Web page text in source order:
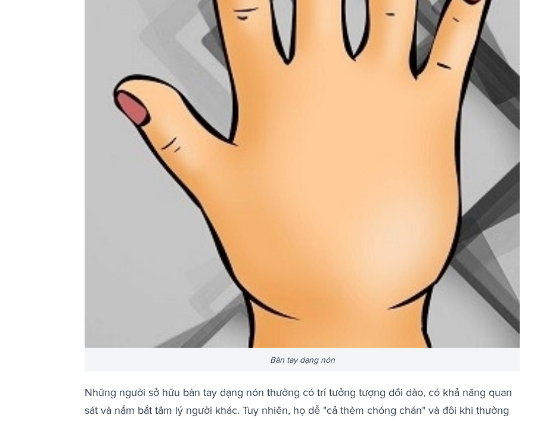
Bàn tay dạng nón
Những người sở hữu bàn tay dạng nón thường có trí tưởng tượng dồi dào, có khả năng quan
sát và nắm bắt tâm lý người khác. Tuy nhiên, họ dễ "cả thèm chóng chán" và đôi khi thường